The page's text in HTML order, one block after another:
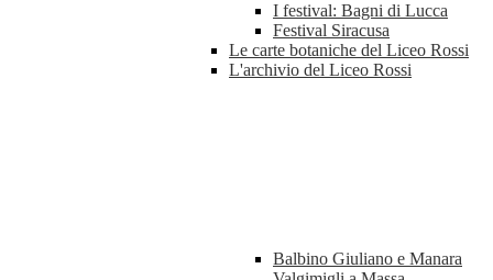
I festival: Bagni di Lucca
Festival Siracusa
Le carte botaniche del Liceo Rossi
L'archivio del Liceo Rossi
Balbino Giuliano e Manara